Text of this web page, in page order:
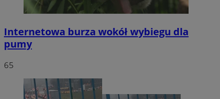
Internetowa burza wokół wybiegu dla
pumy
65